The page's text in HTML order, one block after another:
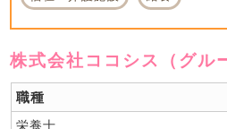
株式会社ココシス（グル
職種
栄養士